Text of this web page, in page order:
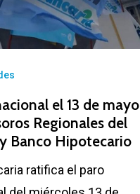
el 13 de mayo
Regionales del
y Banco Hipotecario
ratifica el paro